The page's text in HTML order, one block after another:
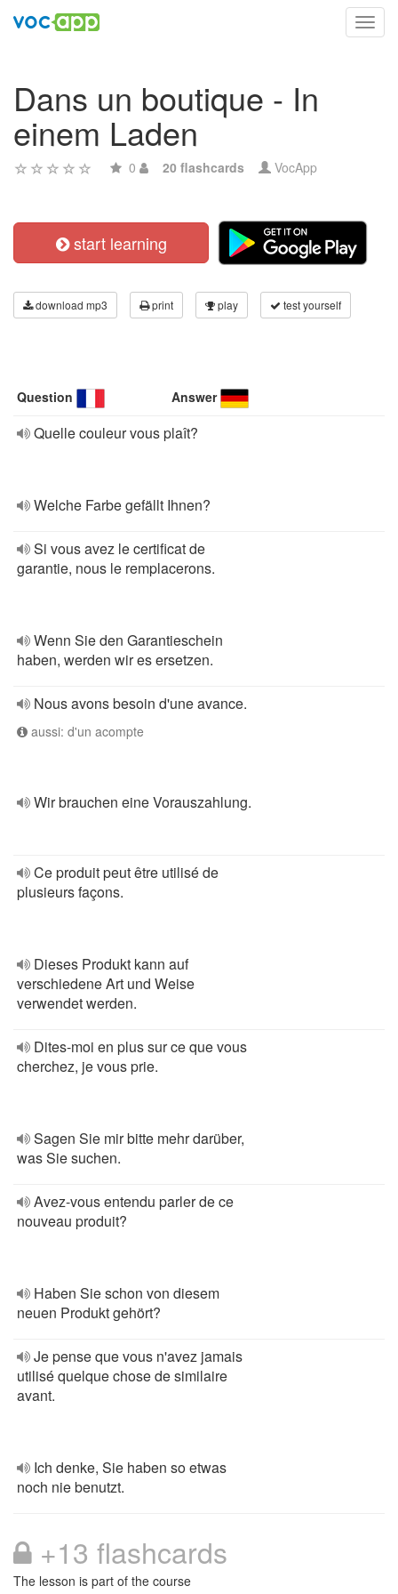
Dans un boutique - In
einem Laden
0 20 flashcards VocApp
start learning
download mp3 print play test yourself
Question Answer
Quelle couleur vous plaît?
Welche Farbe gefällt Ihnen?
Si vous avez le certificat de
garantie, nous le remplacerons.
Wenn Sie den Garantieschein
haben, werden wir es ersetzen.
Nous avons besoin d'une avance.
aussi: d'un acompte
Wir brauchen eine Vorauszahlung.
Ce produit peut être utilisé de
plusieurs façons.
Dieses Produkt kann auf
verschiedene Art und Weise
verwendet werden.
Dites-moi en plus sur ce que vous
cherchez, je vous prie.
Sagen Sie mir bitte mehr darüber,
was Sie suchen.
Avez-vous entendu parler de ce
nouveau produit?
Haben Sie schon von diesem
neuen Produkt gehört?
Je pense que vous n'avez jamais
utilisé quelque chose de similaire
avant.
Ich denke, Sie haben so etwas
noch nie benutzt.
+13 flashcards
The lesson is part of the course